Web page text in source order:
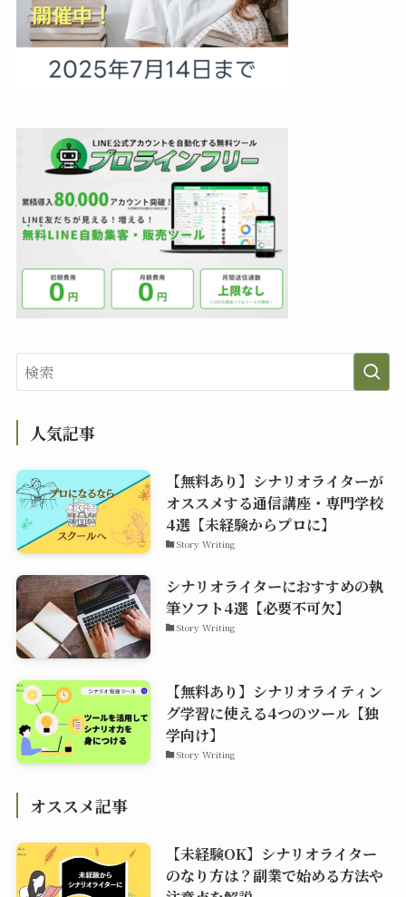
人気記事
【無料あり】シナリオライターが
オススメする通信講座・専門学校
4選【未経験からプロに】
Story Writing
シナリオライターにおすすめの執
筆ソフト4選【必要不可欠】
Story Writing
【無料あり】シナリオライティン
グ学習に使える4つのツール【独
学向け】
Story Writing
オススメ記事
【未経験OK】シナリオライター
のなり方は？副業で始める方法や